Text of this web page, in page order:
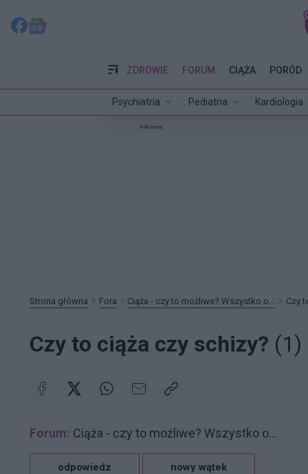
ZDROWIE
Psychiatria Pediatria Kardiologia
FORUM CIĄŻA PORÓD
Reklama:
Strona główna Fora Ciąża - czy to możliwe? Wszystko o... Czy
Czy to ciąża czy schizy? (1)
Forum: Ciąża - czy to możliwe? Wszystko o...
odpowiedz nowy wątek